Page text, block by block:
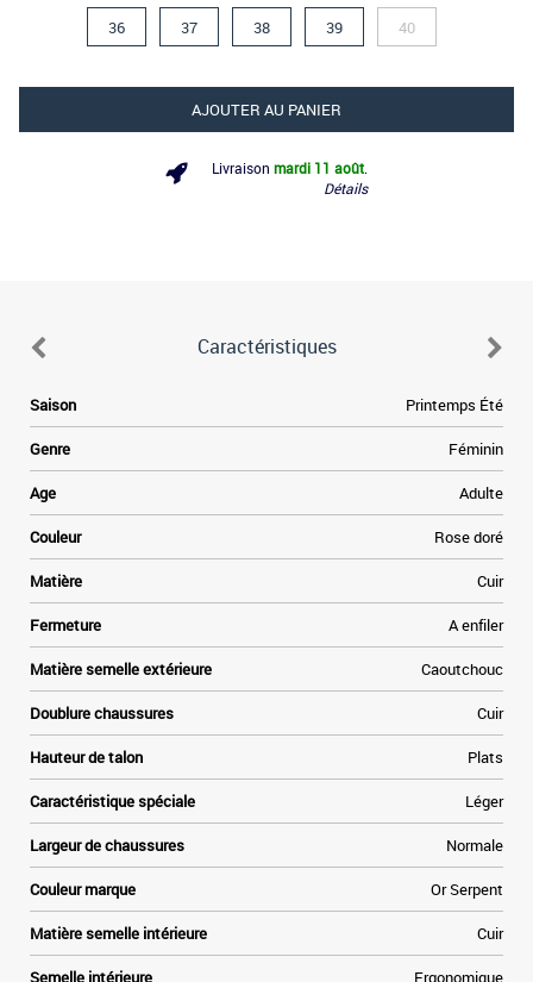
36 37 38 39 40
AJOUTER AU PANIER
Livraison mardi 11 août
Détails
Caractéristiques
Saison Printemps Été
Genre Féminin
Age Adulte
Couleur Rose doré
Matière Cuir
Fermeture A enfiler
Matière semelle extérieure Caoutchouc
Doublure chaussures Cuir
Hauteur de talon Plats
Caractéristique spéciale Léger
Largeur de chaussures Normale
Couleur marque Or Serpent
Matière semelle intérieure Cuir
Semelle intérieure Ergonomique